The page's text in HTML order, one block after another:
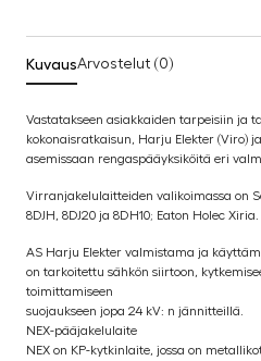
KuvausArvostelut (0)
Vastatakseen asiakkaiden tarpeisiin ja
kokonaisratkaisun, Harju Elekter (Viro)
asemissaan rengaspääyksiköitä eri
Virranjakelulaitteiden valikoimassa on
8DJH, 8DJ20 ja 8DH10; Eaton Holec Xiria.
AS Harju Elekter valmistama ja
on tarkoitettu sähkön siirtoon,
toimittamiseen
suojaukseen jopa 24 kV: n jännitteillä.
NEX-pääjakelulaite
NEX on KP-kytkinlaite, jossa on